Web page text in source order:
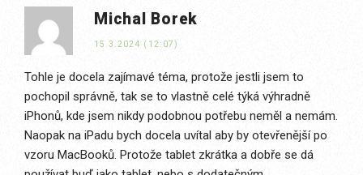
Michal Borek
15.3.2024 (12:07)
Tohle je docela zajímavé téma, protože jestli jsem to
pochopil správně, tak se to vlastně celé týká výhradně
iPhonů, kde jsem nikdy podobnou potřebu neměl a nemám.
Naopak na iPadu bych docela uvítal aby by otevřenější po
vzoru MacBooků. Protože tablet zkrátka a dobře se dá